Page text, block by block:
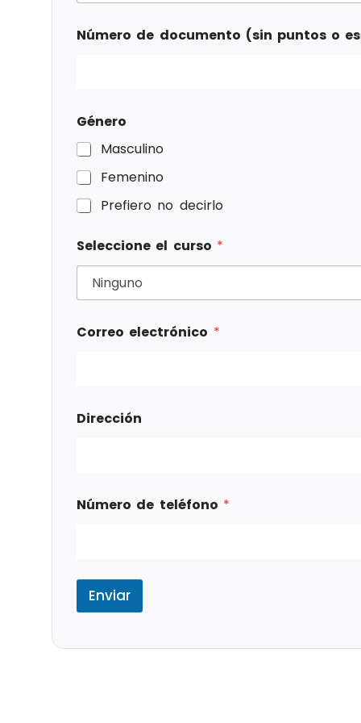
Número de documento (sin puntos o
Género
Masculino
Femenino
Prefiero no decirlo
Seleccione el curso *
Correo electrónico *
Dirección
Número de teléfono *
Enviar